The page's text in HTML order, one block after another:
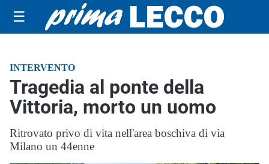
☰
INTERVENTO
Tragedia al ponte della
Vittoria, morto un uomo
Ritrovato privo di vita nell'area boschiva di via
Milano un 44enne